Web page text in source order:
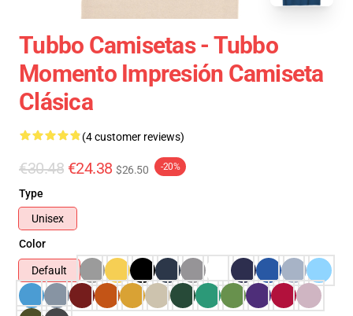
Tubbo Camisetas - Tubbo
Momento Impresión Camiseta
Clásica
(4 customer reviews)
€30.48 €24.38 $26.50 -20%
Type
Unisex
Color
Default